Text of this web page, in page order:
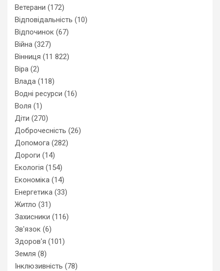
Ветерани (172)
Відповідальність (10)
Відпочинок (67)
Війна (327)
Вінниця (11 822)
Віра (2)
Влада (118)
Водні ресурси (16)
Воля (1)
Діти (270)
Доброчесність (26)
Допомога (282)
Дороги (14)
Екологія (154)
Економіка (14)
Енергетика (33)
Житло (31)
Захисники (116)
Зв'язок (6)
Здоров'я (101)
Земля (8)
Інклюзивність (78)